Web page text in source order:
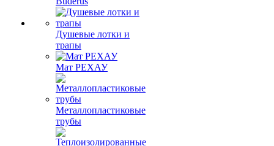
Душевые лотки и
трапы
Мат РЕХАУ
Металлопластиковые
трубы